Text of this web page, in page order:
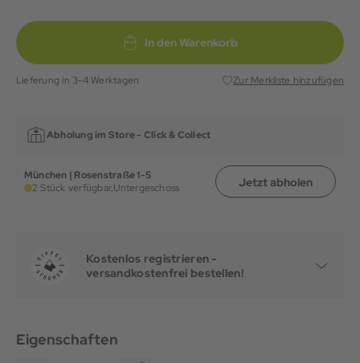
In den Warenkorb
Lieferung in 3-4 Werktagen Zur Merkliste hinzufügen
Abholung im Store - Click & Collect
München | Rosenstraße 1-5
2 Stück verfügbar,Untergeschoss Jetzt abholen
Kostenlos registrieren -
versandkostenfrei bestellen!
Eigenschaften